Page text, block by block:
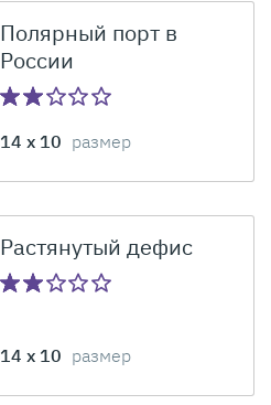
Полярный порт в
России
14 x 10 размер
Растянутый дефис
14 x 10 размер